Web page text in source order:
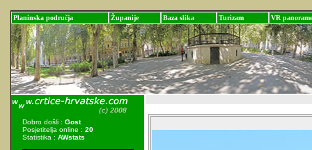
Planinska područja Županije Baza slika Turizam VR panorame
Dobro došli : Gost
Posjetitelja online : 20
Statistika : AWstats